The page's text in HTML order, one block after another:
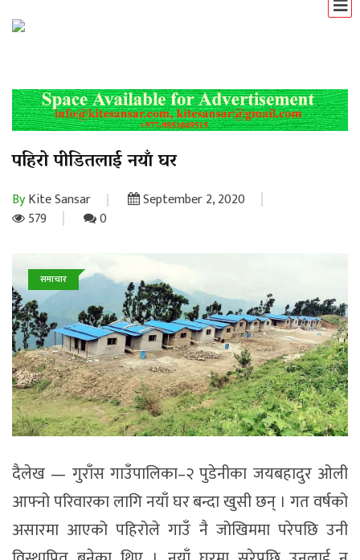
पहिरो पीडितलाई नयाँ घर
ByKite Sansar
September 2, 2020
579
0
समाचार
दैलेख — गुराँस गाउँपालिका–२ पुडेनीका जयबहादुर ओली
आफ्नो परिवारका लागि नयाँ घर बन्दा खुसी छन् । गत वर्षको
असारमा आएको पहिरोले गाउँ नै जोखिममा परेपछि उनी